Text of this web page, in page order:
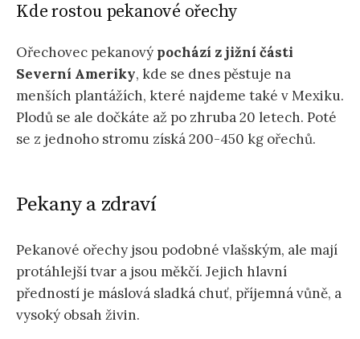
Kde rostou pekanové ořechy
Ořechovec pekanový pochází z jižní části
Severní Ameriky, kde se dnes pěstuje na
menších plantážích, které najdeme také v Mexiku.
Plodů se ale dočkáte až po zhruba 20 letech. Poté
se z jednoho stromu získá 200-450 kg ořechů.
Pekany a zdraví
Pekanové ořechy jsou podobné vlašským, ale mají
protáhlejší tvar a jsou měkčí. Jejich hlavní
předností je máslová sladká chuť, příjemná vůně, a
vysoký obsah živin.